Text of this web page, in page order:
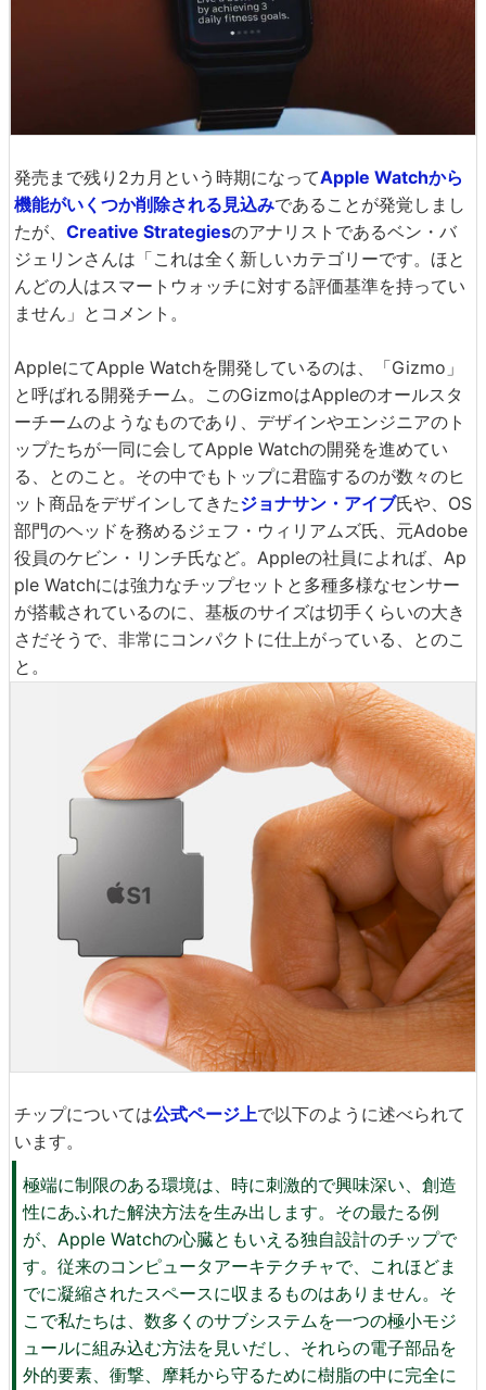
発売まで残り2カ月という時期になってApple Watchから
機能がいくつか削除される見込みであることが発覚しまし
たが、 Creative Strategiesのアナリストであるベン・バ
ジェリンさんは「これは全く新しいカテゴリーです。ほと
んどの人はスマートウォッチに対する評価基準を持ってい
ません」とコメント。
AppleにてApple Watchを開発しているのは、「Gizmo」
と呼ばれる開発チーム。このGizmoはAppleのオールスタ
ーチームのようなものであり、デザインやエンジニアのト
ップたちが一同に会してApple Watchの開発を進めてい
る、とのこと。その中でもトップに君臨するのが数々のヒ
ット商品をデザインしてきたジョナサン・アイブ氏や、OS
部門のヘッドを務めるジェフ・ウィリアムズ氏、元Adobe
役員のケビン・リンチ氏など。Appleの社員によれば、Ap
ple Watchには強力なチップセットと多種多様なセンサー
が搭載されているのに、基板のサイズは切手くらいの大き
さだそうで、非常にコンパクトに仕上がっている、とのこ
と。
チップについては公式ページ上で以下のように述べられて
います。
極端に制限のある環境は、時に刺激的で興味深い、創造
性にあふれた解決方法を生み出します。その最たる例
が、Apple Watchの心臓ともいえる独自設計のチップで
す。従来のコンピュータアーキテクチャで、これほどま
でに凝縮されたスペースに収まるものはありません。そ
こで私たちは、数多くのサブシステムを一つの極小モジ
ュールに組み込む方法を見いだし、それらの電子部品を
外的要素、衝撃、摩耗から守るために樹脂の中に完全に